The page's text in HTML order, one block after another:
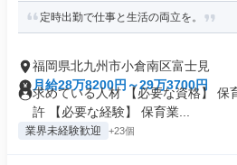
定時出勤で仕事と生活の両立を。
福岡県北九州市小倉南区富士見
月給28万8200円～29万3700円
求めている人材 【必要な資格】 保
許 【必要な経験】 保育業...
業界未経験歓迎 +23個